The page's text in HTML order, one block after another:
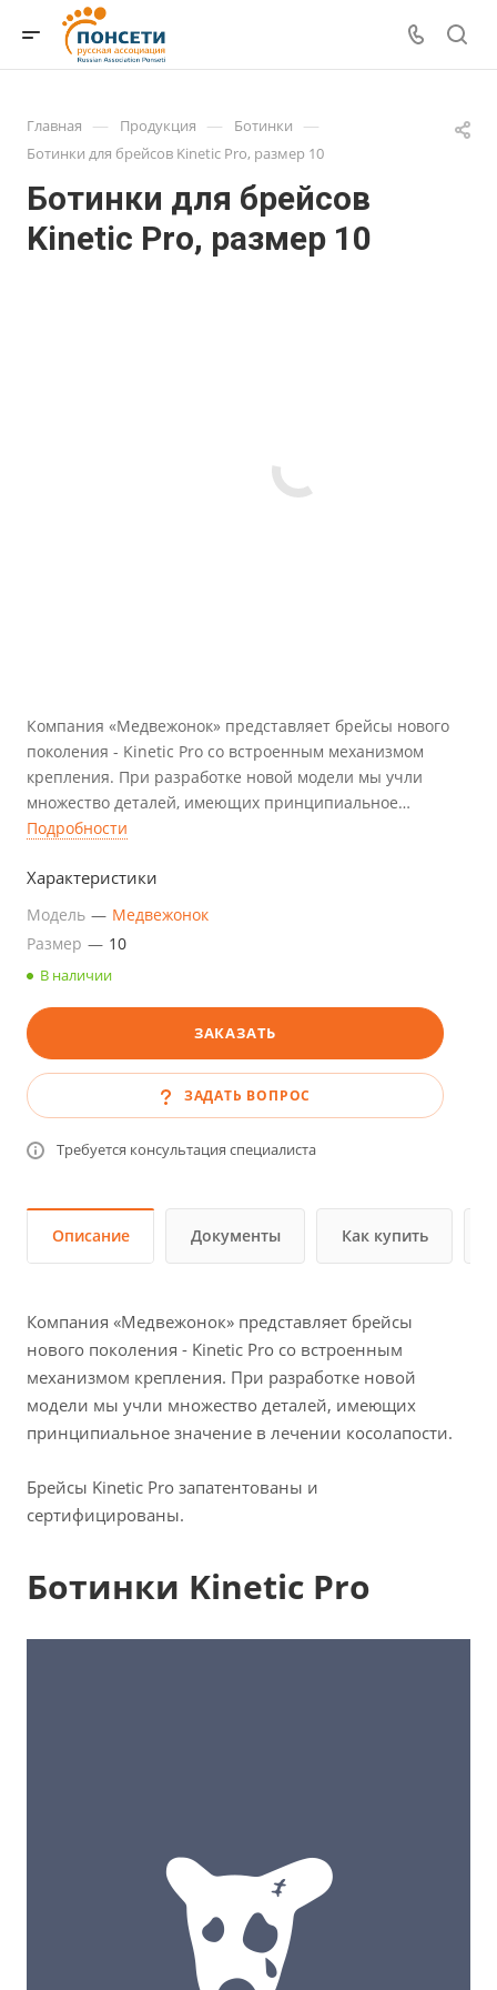
Главная — Продукция — Ботинки —
Ботинки для брейсов Kinetic Pro, размер 10
Ботинки для брейсов
Kinetic Pro, размер 10
Компания «Медвежонок» представляет брейсы нового
поколения - Kinetic Pro со встроенным механизмом
крепления. При разработке новой модели мы учли
множество деталей, имеющих принципиальное
значение в лечении косолапости.
Подробности
Характеристики
Модель — Медвежонок
Размер — 10
В наличии
ЗАКАЗАТЬ
ЗАДАТЬ ВОПРОС
Требуется консультация специалиста
Описание Документы Как купить
Компания «Медвежонок» представляет брейсы
нового поколения - Kinetic Pro со встроенным
механизмом крепления. При разработке новой
модели мы учли множество деталей, имеющих
принципиальное значение в лечении косолапости.
Брейсы Kinetic Pro запатентованы и
сертифицированы.
Ботинки Kinetic Pro